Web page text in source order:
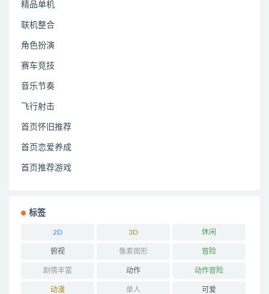
精品单机
联机整合
角色扮演
赛车竞技
音乐节奏
飞行射击
首页怀旧推荐
首页恋爱养成
首页推荐游戏
标签
2D 3D 休闲
俯视 像素图形 冒险
剧情丰富 动作 动作冒险
动漫 单人 可爱